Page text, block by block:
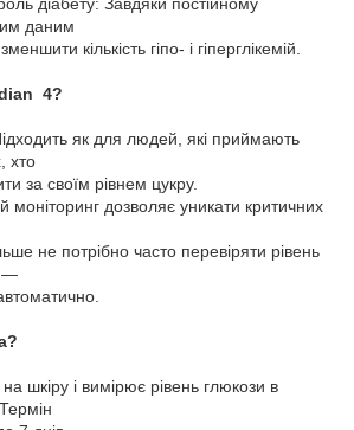
даним
кількість гіпо- і гіперглікемій.
4?
як для людей, які приймають
хто
за своїм рівнем цукру.
моніторинг дозволяє уникати критичних
не потрібно часто перевіряти рівень
—
шкіру і вимірює рівень глюкози в